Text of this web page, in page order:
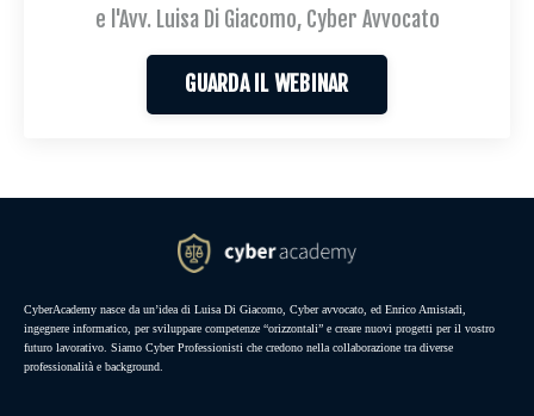
e l'Avv. Luisa Di Giacomo, Cyber Avvocato
GUARDA IL WEBINAR
CyberAcademy nasce da un’idea di Luisa Di Giacomo, Cyber avvocato, ed Enrico Amistadi,
ingegnere informatico, per sviluppare competenze “orizzontali” e creare nuovi progetti per il vostro
futuro lavorativo. Siamo Cyber Professionisti che credono nella collaborazione tra diverse
professionalità e background.